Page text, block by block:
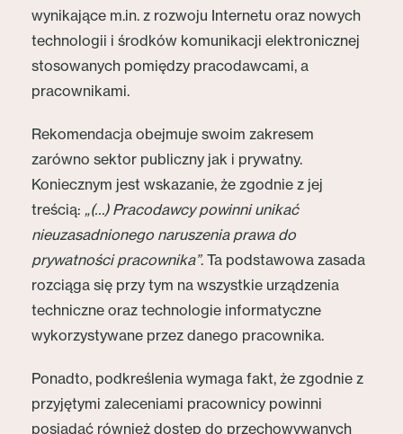
wynikające m.in. z rozwoju Internetu oraz nowych
technologii i środków komunikacji elektronicznej
stosowanych pomiędzy pracodawcami, a
pracownikami.
Rekomendacja obejmuje swoim zakresem
zarówno sektor publiczny jak i prywatny.
Koniecznym jest wskazanie, że zgodnie z jej
treścią: „(…) Pracodawcy powinni unikać
nieuzasadnionego naruszenia prawa do
prywatności pracownika”. Ta podstawowa zasada
rozciąga się przy tym na wszystkie urządzenia
techniczne oraz technologie informatyczne
wykorzystywane przez danego pracownika.
Ponadto, podkreślenia wymaga fakt, że zgodnie z
przyjętymi zaleceniami pracownicy powinni
posiadać również dostęp do przechowywanych